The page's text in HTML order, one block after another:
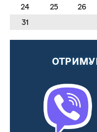
24
25 26
31